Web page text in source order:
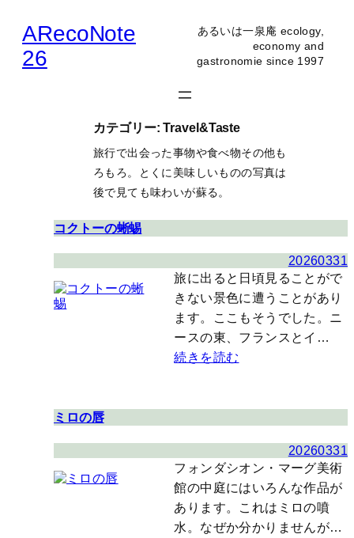
ARecoNote
26
あるいは一泉庵 ecology,
economy and
gastronomie since 1997
カテゴリー:Travel&Taste
旅行で出会った事物や食べ物その他も
ろもろ。とくに美味しいものの写真は
後で見ても味わいが蘇る。
コクトーの蜥蜴
20260331
旅に出ると日頃見ることがで
きない景色に遭うことがあり
ます。ここもそうでした。ニ
ースの東、フランスとイ…
続きを読む
ミロの唇
20260331
フォンダシオン・マーグ美術
館の中庭にはいろんな作品が
あります。これはミロの噴
水。なぜか分かりませんが…